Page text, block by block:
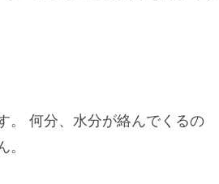
。 何分、水分が絡んでくるの